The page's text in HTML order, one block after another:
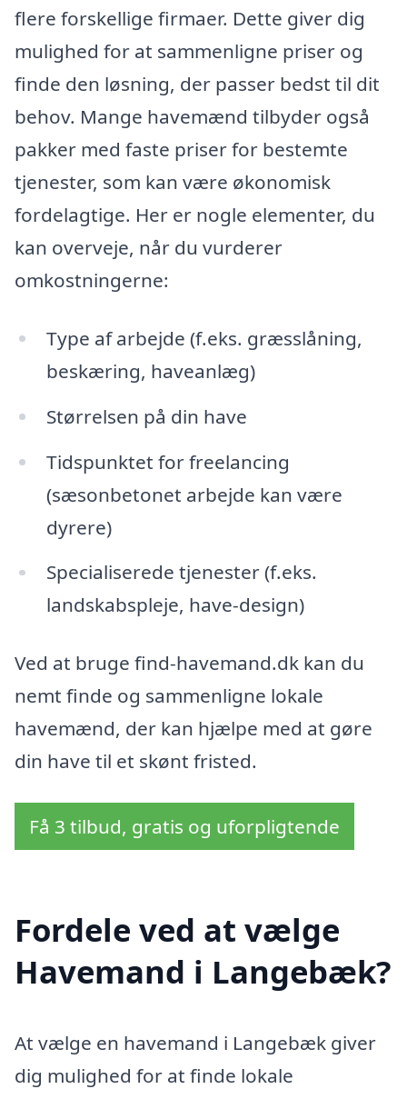
flere forskellige firmaer. Dette giver dig
mulighed for at sammenligne priser og
finde den løsning, der passer bedst til dit
behov. Mange havemænd tilbyder også
pakker med faste priser for bestemte
tjenester, som kan være økonomisk
fordelagtige. Her er nogle elementer, du
kan overveje, når du vurderer
omkostningerne:
Type af arbejde (f.eks. græsslåning,
beskæring, haveanlæg)
Størrelsen på din have
Tidspunktet for freelancing
(sæsonbetonet arbejde kan være
dyrere)
Specialiserede tjenester (f.eks.
landskabspleje, have-design)
Ved at bruge find-havemand.dk kan du
nemt finde og sammenligne lokale
havemænd, der kan hjælpe med at gøre
din have til et skønt fristed.
Få 3 tilbud, gratis og uforpligtende
Fordele ved at vælge
Havemand i Langebæk?
At vælge en havemand i Langebæk giver
dig mulighed for at finde lokale